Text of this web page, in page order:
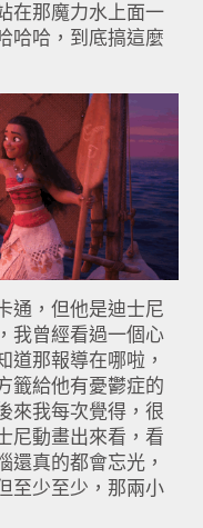
在那魔力水上面一
哈哈，到底搞這麼
通，但他是迪士尼
我曾經看過一個心
道那報導在哪啦，
籤給他有憂鬱症的
來我每次覺得，很
尼動畫出來看，看
還真的都會忘光，
至少至少，那兩小